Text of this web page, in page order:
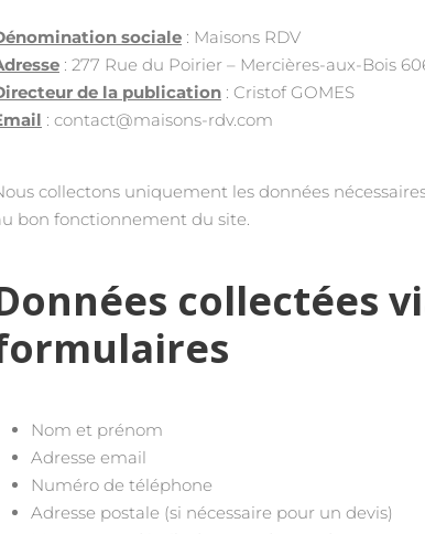
sociale : Maisons RDV
: 277 Rue du Poirier – Mercières-aux-Bois
de la publication : Cristof GOMES
: contact@maisons-rdv.com
collectons uniquement les données
bon fonctionnement du site.
collectées
Nom et prénom
Adresse email
Numéro de téléphone
Adresse postale (si nécessaire pour un devis)